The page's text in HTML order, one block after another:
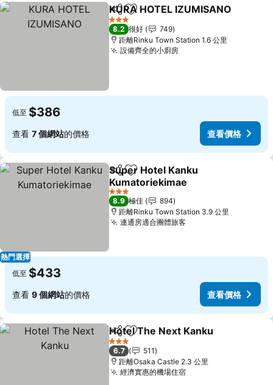
分享 放到收藏夾
KURA HOTEL IZUMISANO
3 星級
8.2 很好
749
距離Rinku Town Station 1.6 公里
設備齊全的小廚房
低至 $386
查看 7 個網站的價格 查看價格
熱門選擇
分享 放到收藏夾
Super Hotel Kanku
Kumatoriekimae
3 星級
8.9 極佳
894
距離Rinku Town Station 3.9 公里
連通房適合團體旅客
低至 $433
查看 9 個網站的價格 查看價格
分享 放到收藏夾
Hotel The Next Kanku
3 星級
6.7
511
距離Osaka Castle 2.3 公里
經濟實惠的機場住宿